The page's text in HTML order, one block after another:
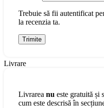
Trebuie să fii autentificat
la recenzia ta.
Livrare
Livrarea nu este gratuită și
cum este descrisă în